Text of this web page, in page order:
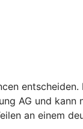
AG und
an einem